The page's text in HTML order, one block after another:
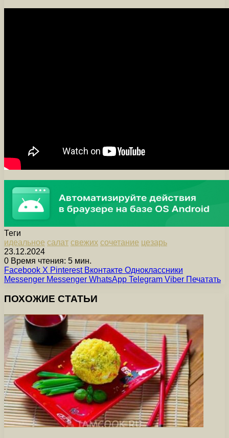
Теги
идеальное салат свежих сочетание цезарь
23.12.2024
0 Время чтения: 5 мин.
Facebook X Pinterest Вконтакте Одноклассники
Messenger Messenger WhatsApp Telegram Viber Печатать
ПОХОЖИЕ СТАТЬИ